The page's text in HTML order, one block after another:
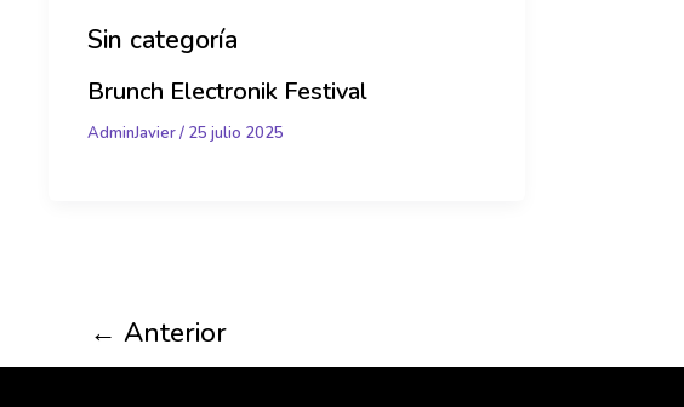
Sin categoría
Brunch Electronik Festival
AdminJavier/ 25 julio 2025
← Anterior